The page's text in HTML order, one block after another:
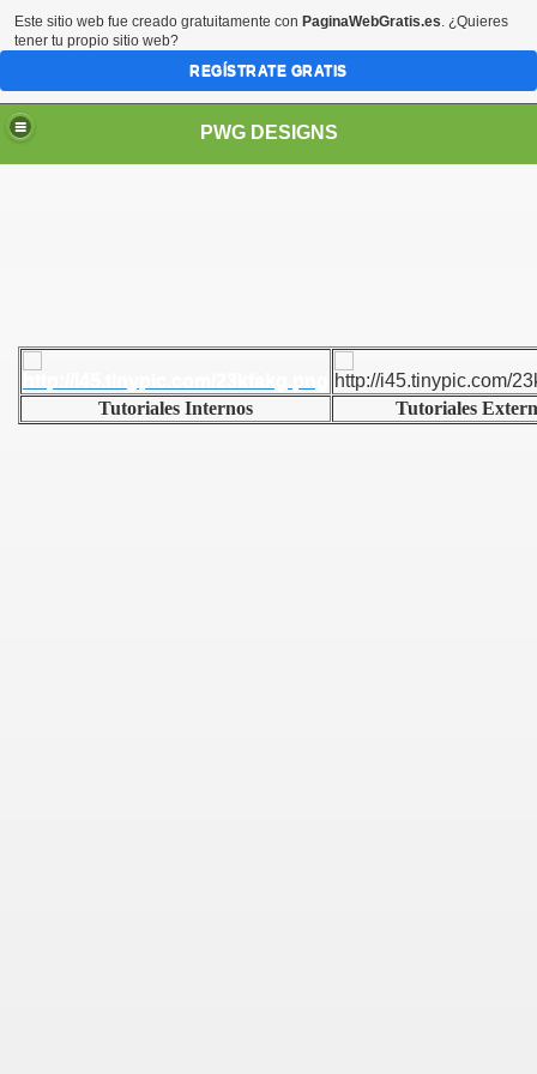
PWG DESIGNS
Tutoriales Internos Tutoriales
Este sitio web fue creado gratuitamente con PaginaWebGratis.es. ¿Quieres
tener tu propio sitio web?
REGÍSTRATE GRATIS